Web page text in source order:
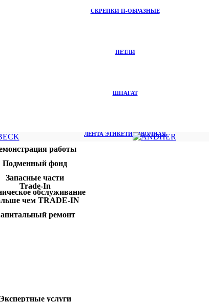
СКРЕПКИ П-ОБРАЗНЫЕ
ПЕТЛИ
ШПАГАТ
ЛЕНТА ЭТИКЕТИРОВОЧНАЯ
работы
Подменный фонд
Запасные части
обслуживание
Trade-In
чем TRADE-IN
ремонт
Экспертные услуги